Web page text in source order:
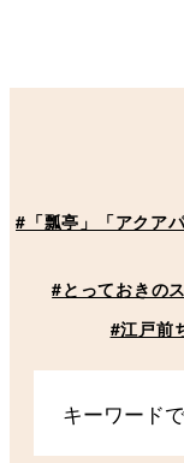
#「瓢亭」「アクア
#とっておきの
#江戸前